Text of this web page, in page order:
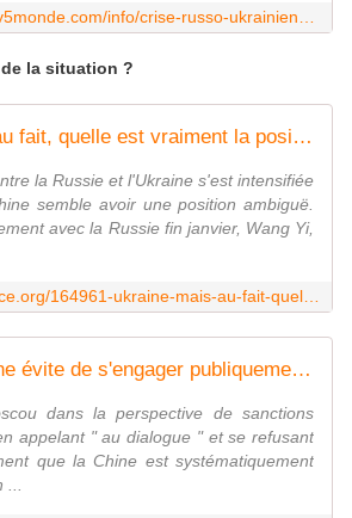
la situation ?
Ukraine : mais au fait, quelle est vraiment la position de la Chine face à la Russie ?
la Russie et l'Ukraine s'est intensifiée
semble avoir une position ambiguë.
avec la Russie fin janvier, Wang Yi,
Ukraine : la Chine évite de s'engager publiquement aux côtés de la Russie
dans la perspective de sanctions
appelant " au dialogue " et se refusant
que la Chine est systématiquement